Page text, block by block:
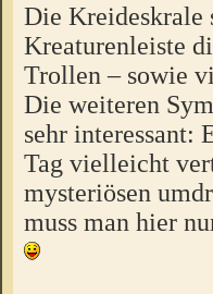
Die Kreideskrale
Kreaturenleiste
Trollen – sowie
Die weiteren
sehr interessant:
Tag vielleicht
mysteriösen
muss man hier